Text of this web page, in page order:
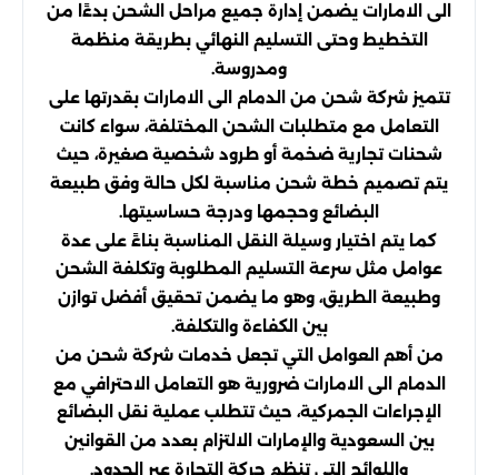
الى الامارات يضمن إدارة جميع مراحل الشحن بدءًا من
التخطيط وحتى التسليم النهائي بطريقة منظمة
ومدروسة.
تتميز شركة شحن من الدمام الى الامارات بقدرتها على
التعامل مع متطلبات الشحن المختلفة، سواء كانت
شحنات تجارية ضخمة أو طرود شخصية صغيرة، حيث
يتم تصميم خطة شحن مناسبة لكل حالة وفق طبيعة
البضائع وحجمها ودرجة حساسيتها.
كما يتم اختيار وسيلة النقل المناسبة بناءً على عدة
عوامل مثل سرعة التسليم المطلوبة وتكلفة الشحن
وطبيعة الطريق، وهو ما يضمن تحقيق أفضل توازن
بين الكفاءة والتكلفة.
من أهم العوامل التي تجعل خدمات شركة شحن من
الدمام الى الامارات ضرورية هو التعامل الاحترافي مع
الإجراءات الجمركية، حيث تتطلب عملية نقل البضائع
بين السعودية والإمارات الالتزام بعدد من القوانين
واللوائح التي تنظم حركة التجارة عبر الحدود.